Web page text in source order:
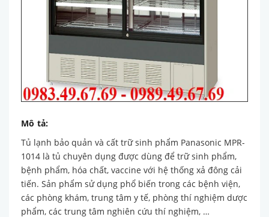
Mô tả:
Tủ lạnh bảo quản và cất trữ sinh phẩm Panasonic MPR-
1014 là tủ chuyên dụng được dùng để trữ sinh phẩm,
bệnh phẩm, hóa chất, vaccine với hệ thống xả đông cải
tiến. Sản phẩm sử dụng phổ biến trong các bệnh viện,
các phòng khám, trung tâm y tế, phòng thí nghiệm dược
phẩm, các trung tâm nghiên cứu thí nghiệm, …